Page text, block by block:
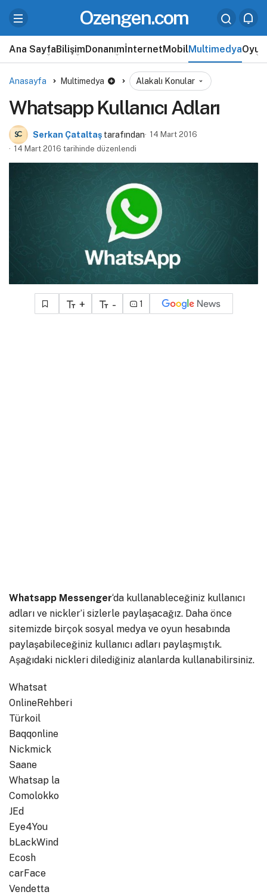
Ozengen.com
Ana SayfaBilişimDonanımİnternetMobilMultimedyaOyun
Anasayfa Multimedya Alakalı Konular
Whatsapp Kullanıcı Adları
Serkan Çataltaş tarafından
14 Mart 2016
14 Mart 2016 tarihinde düzenlendi
+ - 1
Whatsapp Messenger‘da kullanableceğiniz kullanıcı
adları ve nickler’i sizlerle paylaşacağız. Daha önce
sitemizde birçok sosyal medya ve oyun hesabında
paylaşabileceğiniz kullanıcı adları paylaşmıştık.
Aşağıdaki nickleri dilediğiniz alanlarda kullanabilirsiniz.
Whatsat
OnlineRehberi
Türkoil
Baqqonline
Nickmick
Saane
Whatsap la
Comolokko
JEd
Eye4You
bLackWind
Ecosh
carFace
Vendetta